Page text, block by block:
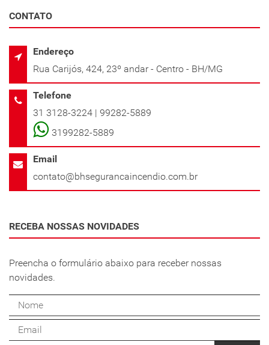
CONTATO
Endereço
Rua Carijós, 424, 23º andar - Centro - BH/MG
Telefone
31 3128-3224 | 99282-5889
3199282-5889
Email
contato@bhsegurancaincendio.com.br
RECEBA NOSSAS NOVIDADES
Preencha o formulário abaixo para receber nossas
novidades.